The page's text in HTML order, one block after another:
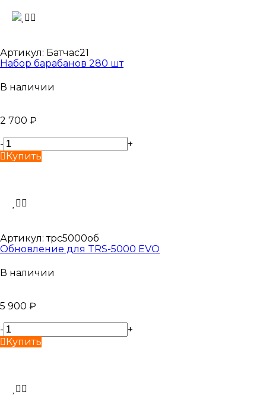
Артикул: Батчас21
Набор барабанов 280 шт
В наличии
2 700 ₽
-
+
Купить
Артикул: трс5000об
Обновление для TRS-5000 EVO
В наличии
5 900 ₽
-
+
Купить